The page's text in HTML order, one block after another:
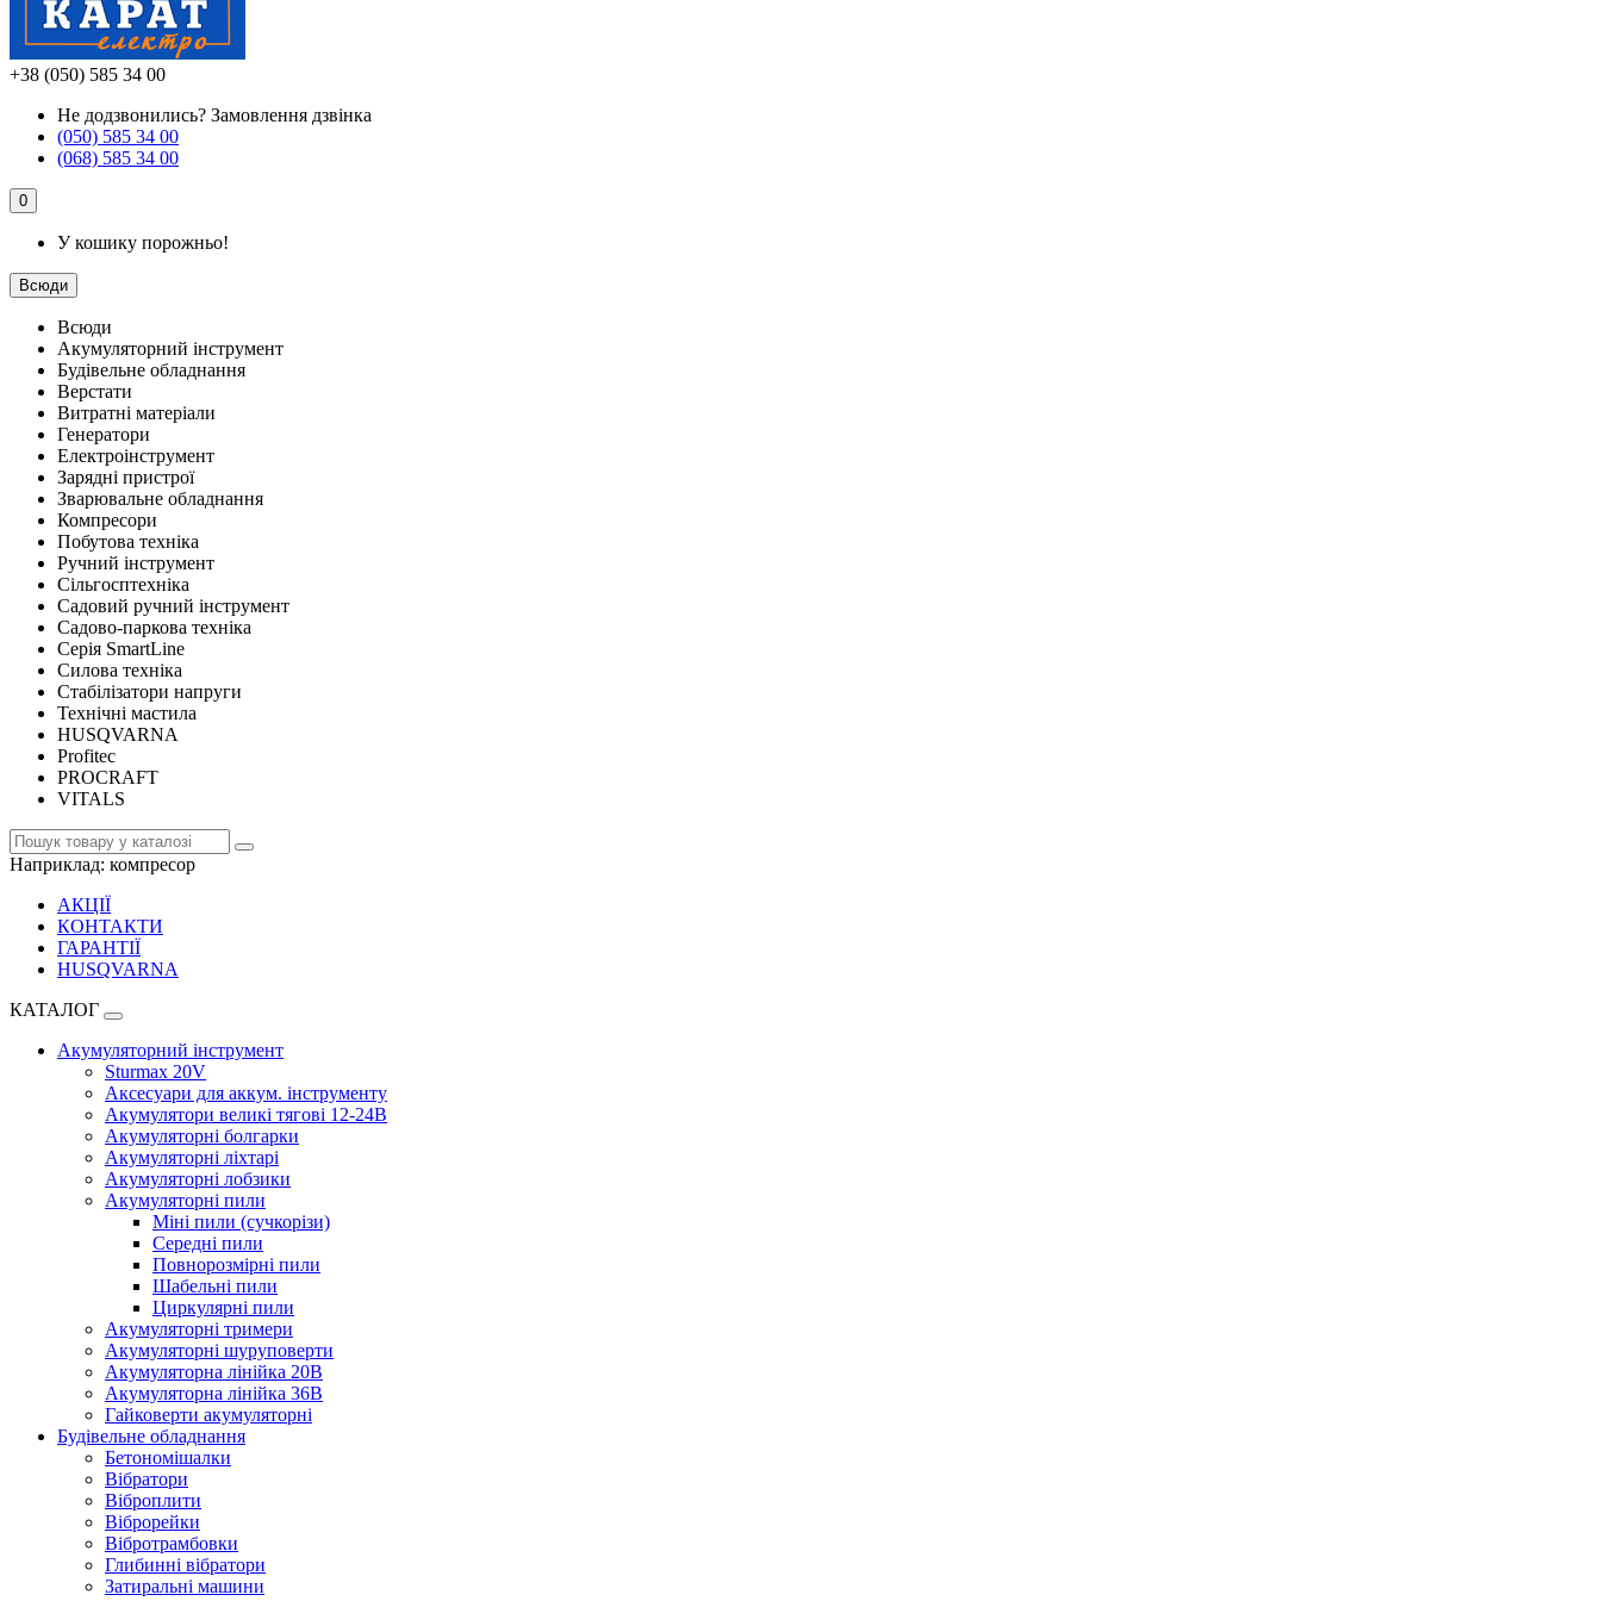
+38 (050) 585 34 00
Не додзвонились? Замовлення дзвінка
(050) 585 34 00
(068) 585 34 00
0
У кошику порожньо!
Всюди
Всюди
Акумуляторний інструмент
Будівельне обладнання
Верстати
Витратні матеріали
Генератори
Електроінструмент
Зарядні пристрої
Зварювальне обладнання
Компресори
Побутова техніка
Ручний інструмент
Сільгосптехніка
Садовий ручний інструмент
Садово-паркова техніка
Серія SmartLine
Силова техніка
Стабілізатори напруги
Технічні мастила
HUSQVARNA
Profitec
PROCRAFT
VITALS
Наприклад: компресор
АКЦІЇ
КОНТАКТИ
ГАРАНТІЇ
HUSQVARNA
КАТАЛОГ
Акумуляторний інструмент
Sturmax 20V
Аксесуари для аккум. інструменту
Акумулятори великі тягові 12-24В
Акумуляторні болгарки
Акумуляторні ліхтарі
Акумуляторні лобзики
Акумуляторні пили
Міні пили (сучкорізи)
Середні пили
Повнорозмірні пили
Шабельні пили
Циркулярні пили
Акумуляторні тримери
Акумуляторні шуруповерти
Акумуляторна лінійка 20В
Акумуляторна лінійка 36В
Гайковерти акумуляторні
Будівельне обладнання
Бетономішалки
Вібратори
Віброплити
Віброрейки
Вібротрамбовки
Глибинні вібратори
Затиральні машини